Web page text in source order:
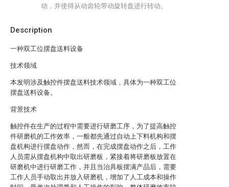
Description
一种双工位摆盘送料设备
技术领域
本发明涉及触控件摆盘送料技术领域，具体为一种双工位
摆盘送料设备。
背景技术
触控件在生产的过程中需要进行研磨工序，为了提高触控
件研磨机的工作效率，一般都先通过自动上下料机构和摆
盘机构进行摆盘动作，然而，在完成摆盘动作之后，工作
人员需从摆盘机构中取出研磨板，紧接着将研磨板放置在
研磨机中进行研磨工作，并且当治具板摆满产品后，需要
工作人员手动取出并放入研磨机，增加了人工成本和操作
动，并使得从动齿轮带动旋转盘进行转动。